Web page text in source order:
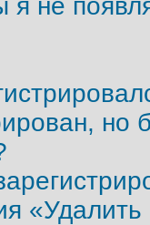
я не
но